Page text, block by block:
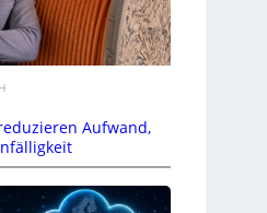
Aufwand,